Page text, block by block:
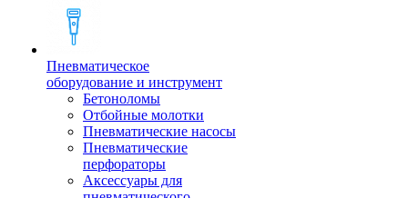
Пневматическое
оборудование и инструмент
Бетоноломы
Отбойные молотки
Пневматические насосы
Пневматические
перфораторы
Аксессуары для